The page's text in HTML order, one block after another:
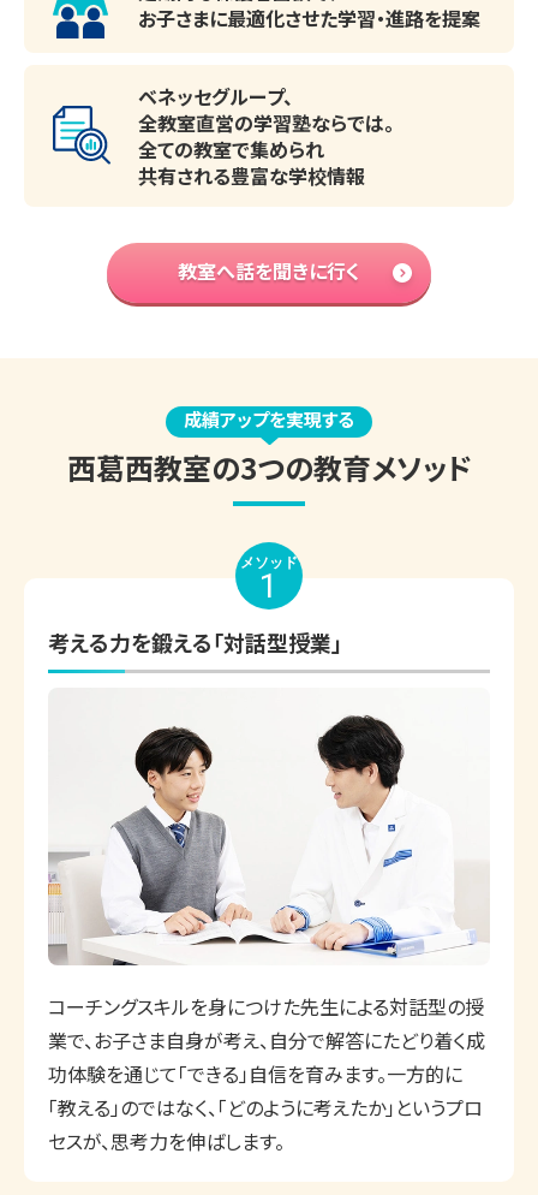
お子さまに最適化させた学習・進路を提案
ベネッセグループ、
全教室直営の学習塾ならでは。
全ての教室で集められ
共有される豊富な学校情報
教室へ話を聞きに行く
成績アップを実現する
西葛西教室の3つの教育メソッド
メソッド
1
考える力を鍛える「対話型授業」
コーチングスキルを身につけた先生による対話型の授
業で、お子さま自身が考え、自分で解答にたどり着く成
功体験を通じて「できる」自信を育みます。一方的に
「教える」のではなく、「どのように考えたか」というプロ
セスが、思考力を伸ばします。